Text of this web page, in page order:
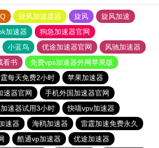
旋风加速度器 旋风
旋风加速
加速器
狗急加速器官网
小蓝鸟 优途加速器官网
风驰加速器
看书
免费vps加速器外网苹果版
每天免费2小时
苹果加速器
速器官网
手机外国加速器官网
加速器试用3小时
快喵vpv加速器
速器 海鸥加速器
雷霆加速免费永久
酷通vp加速器 优途加速器